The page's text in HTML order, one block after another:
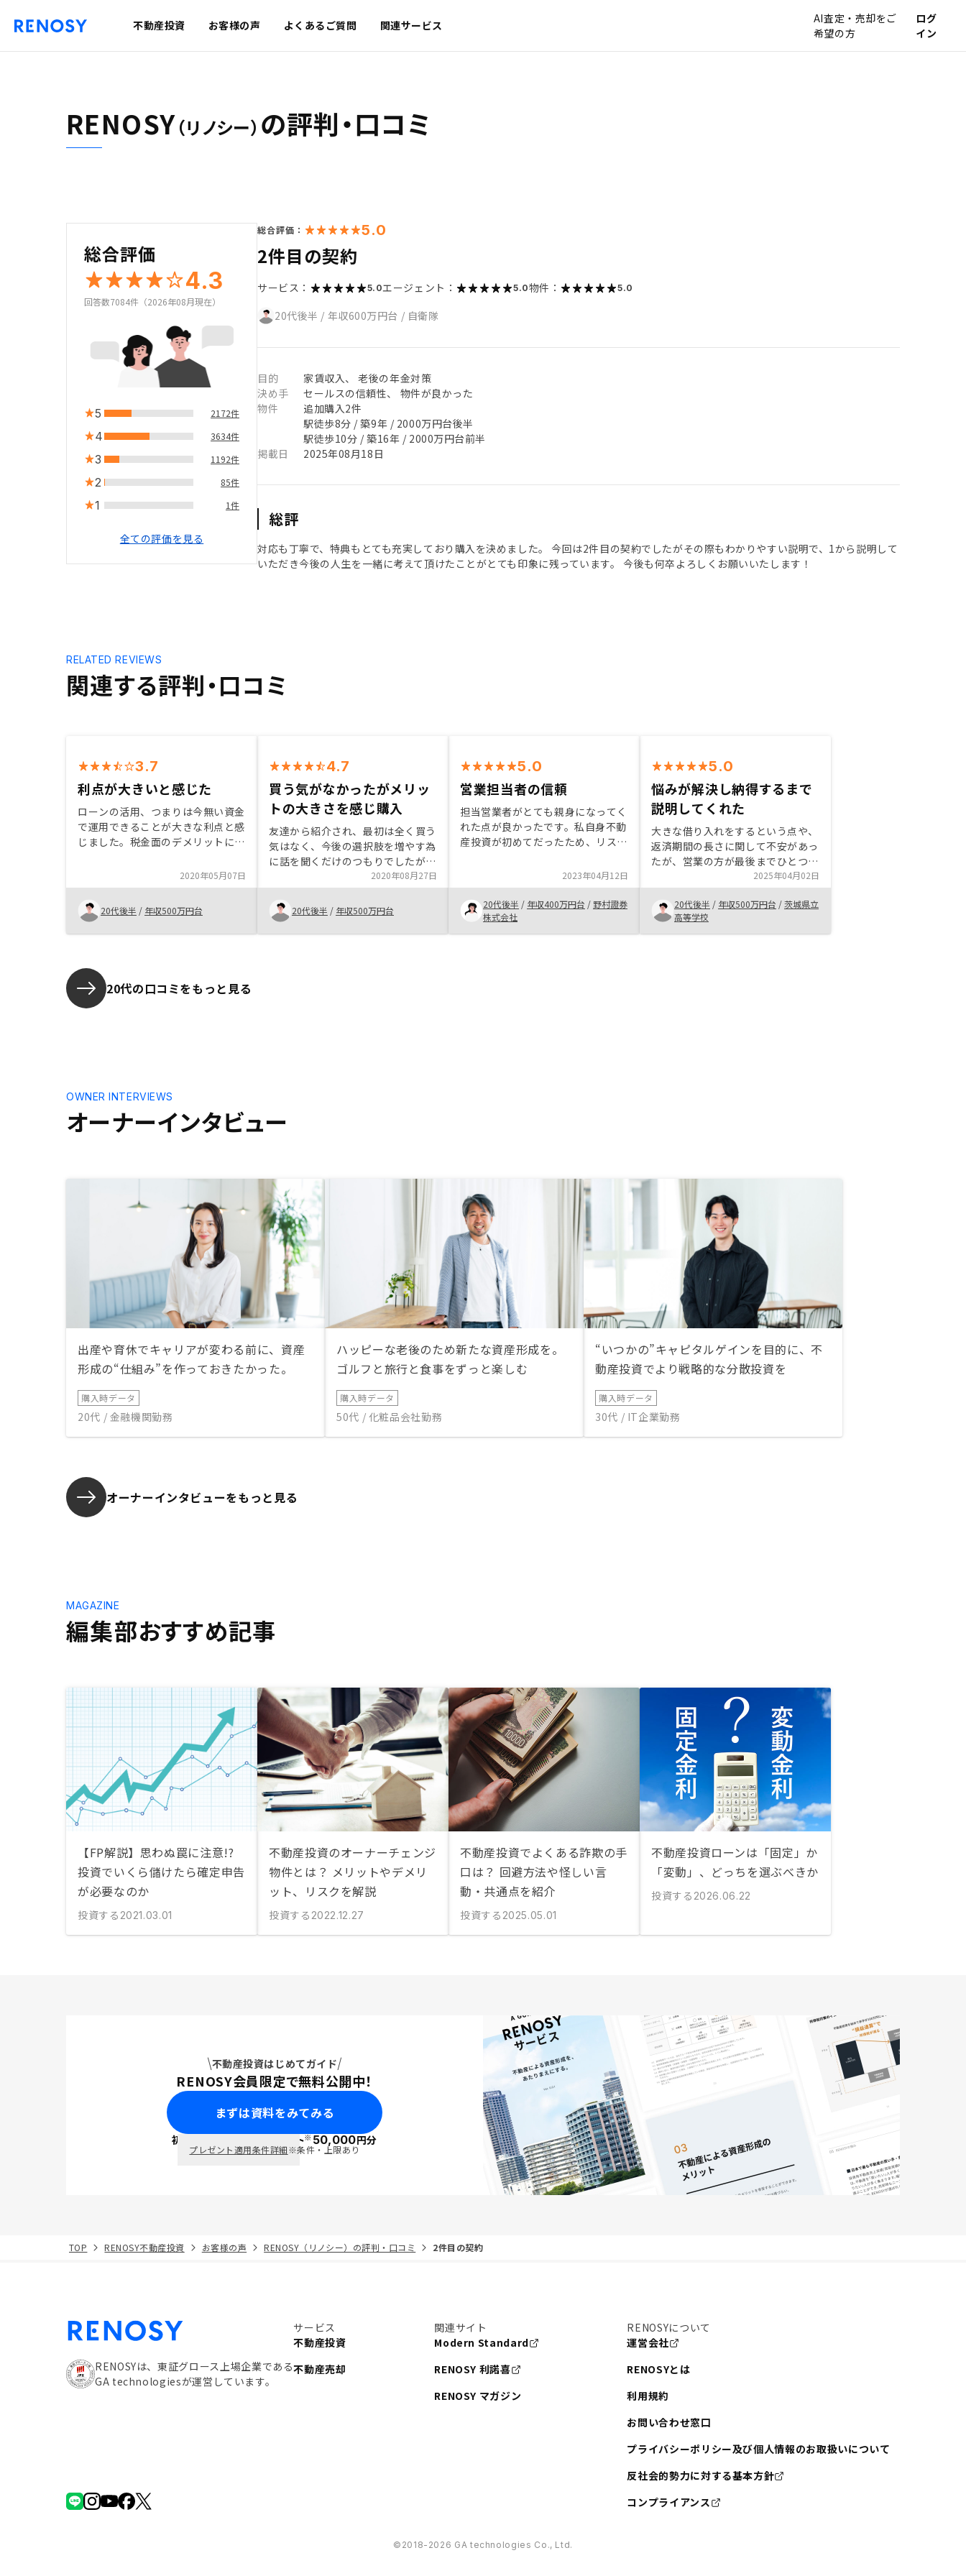
不動産投資 お客様の声 よくあるご質問 関連サービス
AI査定・売却をご
希望の方
ログ
イン
RENOSY（リノシー） の評判・口コミ
総合評価
4.3
回答数7084件（2026年08月現在）
5 2172件
4 3634件
3 1192件
2 85件
1 1件
全ての評価を見る
総合評価： 5.0
2件目の契約
サービス： 5.0エージェント： 5.0物件： 5.0
20代後半 / 年収600万円台 / 自衛隊
目的
家賃収入、 老後の年金対策
決め手
セールスの信頼性、 物件が良かった
物件
追加購入2件
駅徒歩8分 / 築9年 / 2000万円台後半
駅徒歩10分 / 築16年 / 2000万円台前半
掲載日
2025年08月18日
総評
対応も丁寧で、特典もとても充実しており購入を決めました。 今回は2件目の契約でしたがその際もわかりやすい説明で、1から説明して
いただき今後の人生を一緒に考えて頂けたことがとても印象に残っています。 今後も何卒よろしくお願いいたします！
関連する評判・口コミ
RELATED REVIEWS
3.7
利点が大きいと感じた
ローンの活用、つまりは今無い資金
で運用できることが大きな利点と感
じました。税金面のデメリットにつ
2020年05月07日
20代後半 / 年収500万円台
4.7
買う気がなかったがメリッ
トの大きさを感じ購入
友達から紹介され、最初は全く買う
気はなく、今後の選択肢を増やす為
に話を聞くだけのつもりでしたが、
説明も分かりやすく、営業担当者を
信用できたことやリスクリターンを
考えた時にやるメリットの方が大き
いと感じたので購入させて頂きまし
た。物件を決める際、物件の外観だ
2020年08月27日
20代後半 / 年収500万円台
5.0
営業担当者の信頼
担当営業者がとても親身になってく
れた点が良かったです。私自身不動
産投資が初めてだったため、リスク
した。しかし担当者が不安な点や気
になる点に関して、気持ちが払拭す
るまで細やかに説明してくださった
ため、安心して購入することができ
ました。
2023年04月12日
20代後半 / 年収400万円台 / 野村證券
株式会社
5.0
悩みが解決し納得するまで
説明してくれた
大きな借り入れをするという点や、
返済期間の長さに関して不安があっ
たが、営業の方が最後までひとつひ
とつ丁寧に教えてくださったので購
入に踏み切ることができた。ローン
を組める属性の人はぜひ検討しても
良いのではないかと思う。
2025年04月02日
20代後半 / 年収500万円台 /茨城県立
高等学校
20代の口コミをもっと見る
オーナーインタビュー
OWNER INTERVIEWS
出産や育休でキャリアが変わる前に、資産
形成の“仕組み”を作っておきたかった。
購入時データ
20代 / 金融機関勤務
ハッピーな老後のため新たな資産形成を。
ゴルフと旅行と食事をずっと楽しむ
購入時データ
50代 / 化粧品会社勤務
“いつかの”キャピタルゲインを目的に、不
動産投資でより戦略的な分散投資を
購入時データ
30代 / IT企業勤務
オーナーインタビューをもっと見る
編集部おすすめ記事
MAGAZINE
【FP解説】思わぬ罠に注意!?
投資でいくら儲けたら確定申告
が必要なのか
投資する 2021.03.01
不動産投資のオーナーチェンジ
物件とは？ メリットやデメリ
ット、リスクを解説
投資する 2022.12.27
不動産投資でよくある詐欺の手
口は？ 回避方法や怪しい言
動・共通点を紹介
投資する 2025.05.01
不動産投資ローンは「固定」か
「変動」、どっちを選ぶべきか
投資する 2026.06.22
不動産投資はじめてガイド
RENOSY会員限定で無料公開中！
まずは資料をみてみる
初回面談で ポイント※50,000円分
プレゼント適用条件詳細※条件・上限あり
TOP RENOSY不動産投資 お客様の声 RENOSY（リノシー）の評判・口コミ 2件目の契約
RENOSYは、東証グロース上場企業である
GA technologiesが運営しています。
サービス
不動産投資
不動産売却
関連サイト
Modern Standard
RENOSY 利諾喜
RENOSY マガジン
RENOSYについて
運営会社
RENOSYとは
利用規約
お問い合わせ窓口
プライバシーポリシー及び個人情報のお取扱いについて
反社会的勢力に対する基本方針
コンプライアンス
©︎2018-2026 GA technologies Co., Ltd.